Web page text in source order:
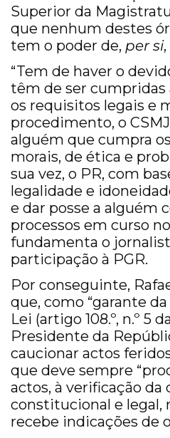
Superior da
que nenhum destes
tem o poder de, per si
“Tem de haver o
têm de ser cumpridas
os requisitos legais e
procedimento, o
alguém que cumpra
morais, de ética e
sua vez, o PR, com
legalidade e
e dar posse a alguém
processos em curso
fundamenta o
participação à PGR.
Por conseguinte,
que, como “garante
Lei (artigo 108.º, n.º 5
Presidente da
caucionar actos
que deve sempre
actos, à verificação
constitucional e legal,
recebe indicações de